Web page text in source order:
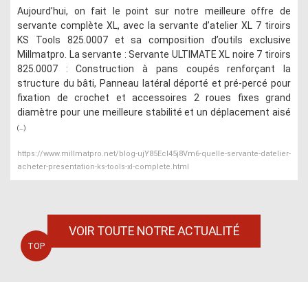
Aujourd’hui, on fait le point sur notre meilleure offre de
servante complète XL, avec la servante d’atelier XL 7 tiroirs
KS Tools 825.0007 et sa composition d’outils exclusive
Millmatpro. La servante : Servante ULTIMATE XL noire 7 tiroirs
825.0007 : Construction à pans coupés renforçant la
structure du bâti, Panneau latéral déporté et pré-percé pour
fixation de crochet et accessoires 2 roues fixes grand
diamètre pour une meilleure stabilité et un déplacement aisé
(...)
https://www.millmatpro.net/blog-ujY85EcI45j8Vm6-quelle-servante-datelier-
acheter-presentation-ks-tools-xl-complete.html
VOIR TOUTE NOTRE ACTUALITÉ
TOP